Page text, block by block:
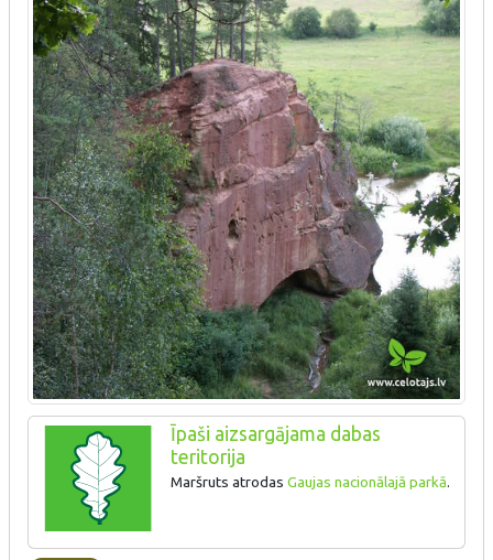
Īpaši aizsargājama dabas
teritorija
Maršruts atrodas Gaujas nacionālajā parkā.